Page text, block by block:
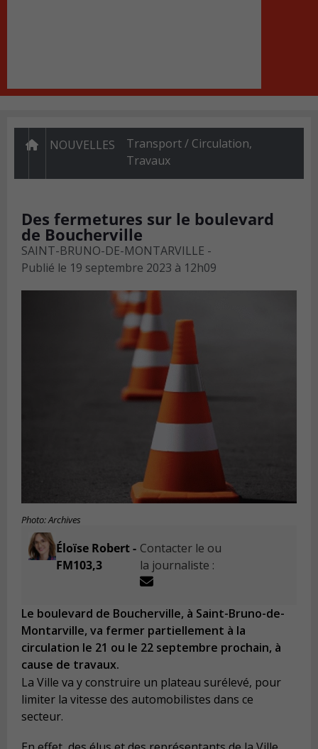
NOUVELLES Transport / Circulation,
Travaux
Des fermetures sur le boulevard
de Boucherville
SAINT-BRUNO-DE-MONTARVILLE -
Publié le 19 septembre 2023 à 12h09
Photo: Archives
Éloïse Robert -
FM103,3
Contacter le ou
la journaliste :
Le boulevard de Boucherville, à Saint-Bruno-de-
Montarville, va fermer partiellement à la
circulation le 21 ou le 22 septembre prochain, à
cause de travaux.
La Ville va y construire un plateau surélevé, pour
limiter la vitesse des automobilistes dans ce
secteur.